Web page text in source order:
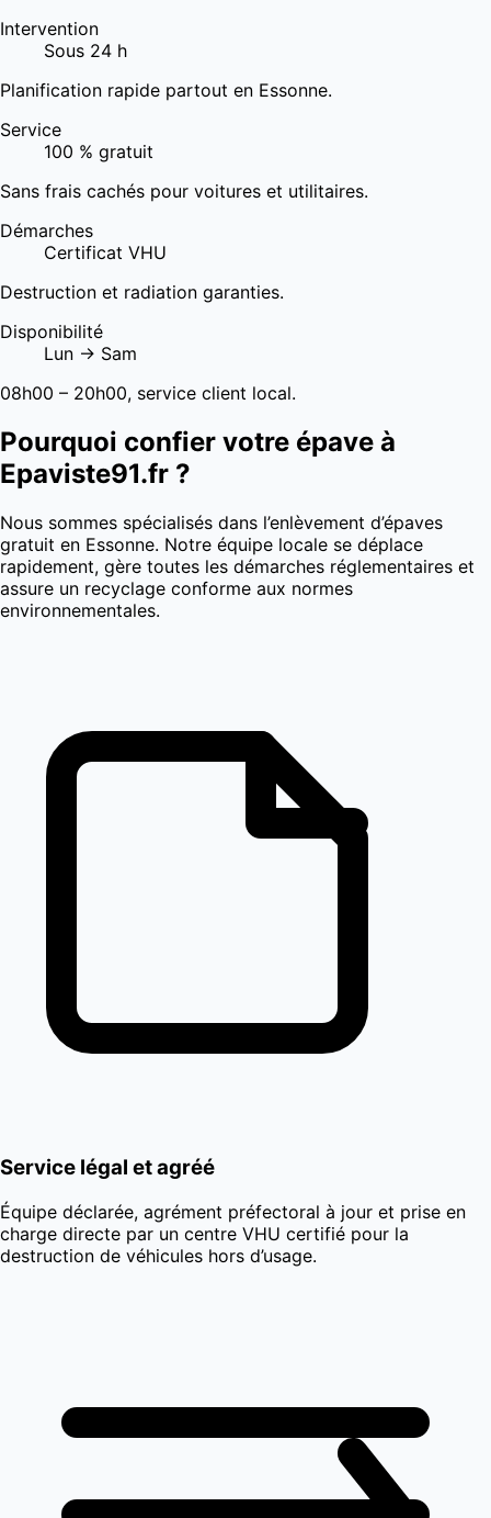
Intervention
Sous 24 h
Planification rapide partout en Essonne.
Service
100 % gratuit
Sans frais cachés pour voitures et utilitaires.
Démarches
Certificat VHU
Destruction et radiation garanties.
Disponibilité
Lun → Sam
08h00 – 20h00, service client local.
Pourquoi confier votre épave à
Epaviste91.fr ?
Nous sommes spécialisés dans l’enlèvement d’épaves
gratuit en Essonne. Notre équipe locale se déplace
rapidement, gère toutes les démarches réglementaires et
assure un recyclage conforme aux normes
environnementales.
Service légal et agréé
Équipe déclarée, agrément préfectoral à jour et prise en
charge directe par un centre VHU certifié pour la
destruction de véhicules hors d’usage.